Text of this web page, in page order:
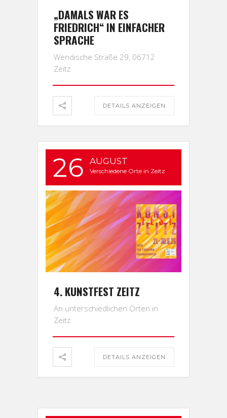
„DAMALS WAR ES
FRIEDRICH“ IN EINFACHER
SPRACHE
Wendische Straße 29, 06712
Zeitz
DETAILS ANZEIGEN
26 AUGUST
Verschiedene Orte in Zeitz
4. KUNSTFEST ZEITZ
An unterschiedlichen Orten in
Zeitz
DETAILS ANZEIGEN